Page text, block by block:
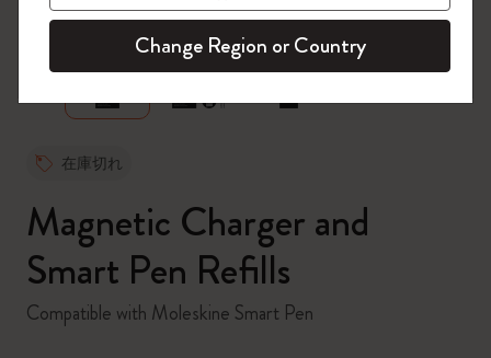
在庫切れ
Magnetic Charger and
Smart Pen Refills
Compatible with Moleskine Smart Pen
今すぐ会員登録 !
Change Region or Country